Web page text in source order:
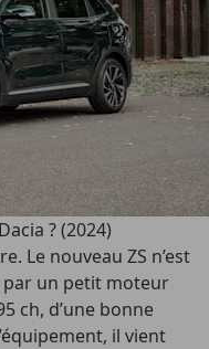
? (2024)
Le nouveau ZS n’est
un petit moteur
ch, d’une bonne
il vient